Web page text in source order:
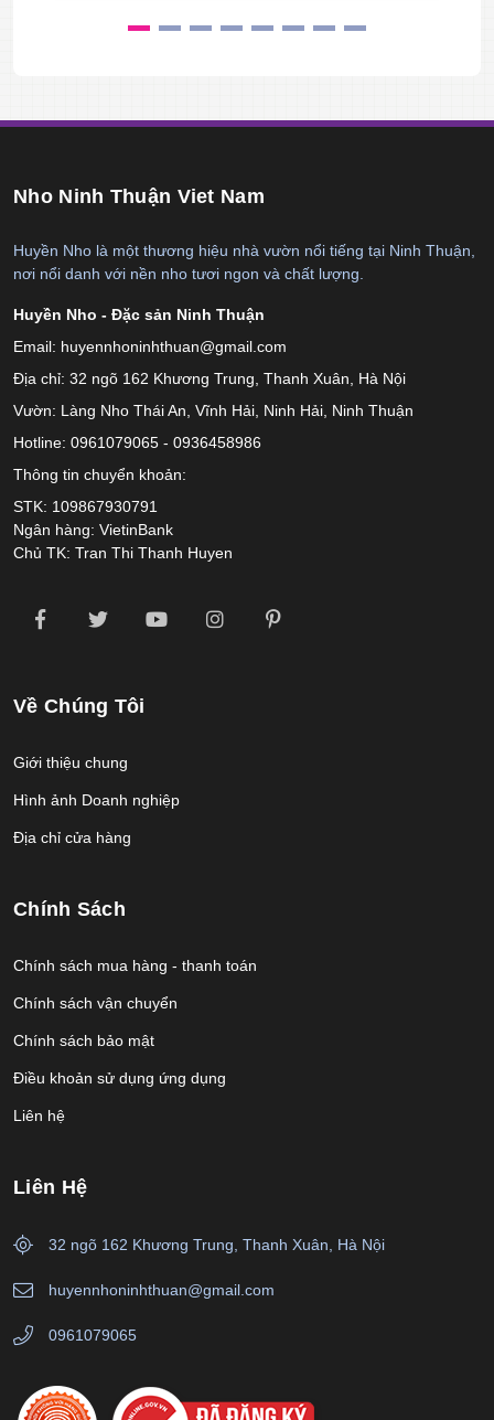
Nho Ninh Thuận Viet Nam
Huyền Nho là một thương hiệu nhà vườn nổi tiếng tại Ninh Thuận,
nơi nổi danh với nền nho tươi ngon và chất lượng.
Huyền Nho - Đặc sản Ninh Thuận
Email: huyennhoninhthuan@gmail.com
Địa chỉ: 32 ngõ 162 Khương Trung, Thanh Xuân, Hà Nội
Vườn: Làng Nho Thái An, Vĩnh Hải, Ninh Hải, Ninh Thuận
Hotline: 0961079065 - 0936458986
Thông tin chuyển khoản:
STK: 109867930791
Ngân hàng: VietinBank
Chủ TK: Tran Thi Thanh Huyen
Về Chúng Tôi
Giới thiệu chung
Hình ảnh Doanh nghiệp
Địa chỉ cửa hàng
Chính Sách
Chính sách mua hàng - thanh toán
Chính sách vận chuyển
Chính sách bảo mật
Điều khoản sử dụng ứng dụng
Liên hệ
Liên Hệ
32 ngõ 162 Khương Trung, Thanh Xuân, Hà Nội
huyennhoninhthuan@gmail.com
0961079065